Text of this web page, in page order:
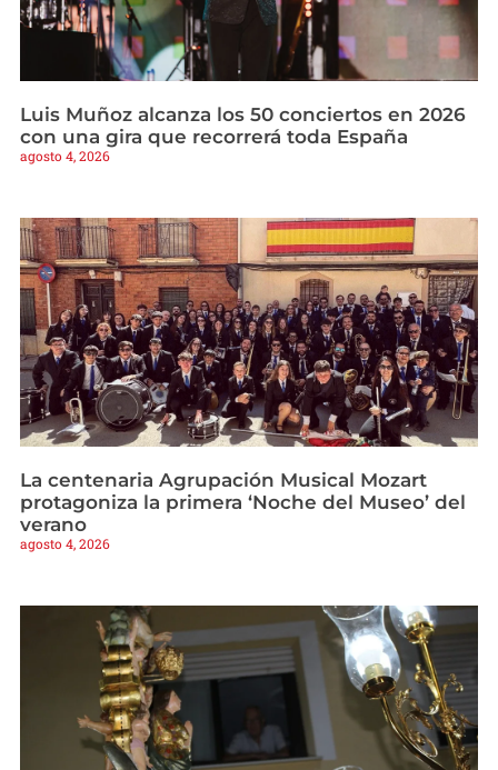
Luis Muñoz alcanza los 50 conciertos en 2026
con una gira que recorrerá toda España
agosto 4, 2026
La centenaria Agrupación Musical Mozart
protagoniza la primera ‘Noche del Museo’ del
verano
agosto 4, 2026